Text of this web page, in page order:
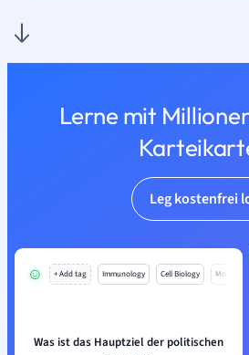
Lerne mit
Leg kostenfrei
+ Add tag Immunology Cell Biology Mo
Was ist das Hauptziel der politischen